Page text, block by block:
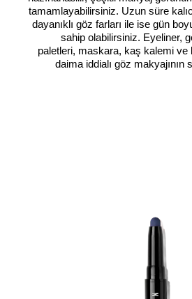
tamamlayabilirsiniz. Uzun süre
dayanıklı göz farları ile ise gün
sahip olabilirsiniz. Eyeliner,
paletleri, maskara, kaş kalemi ve
daima iddialı göz makyajının